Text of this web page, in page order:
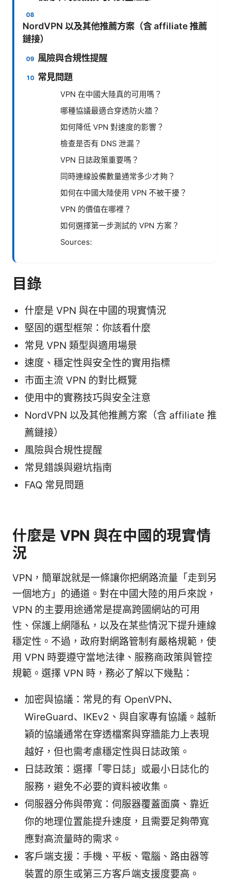
NordVPN 以及其他推薦方案（含 affiliate 推薦
鏈接）
風險與合規性提醒
常見問題
VPN 在中國大陸真的可用嗎？
哪種協議最適合穿透防火牆？
如何降低 VPN 對速度的影響？
檢查是否有 DNS 泄漏？
VPN 日誌政策重要嗎？
同時連線設備數量通常多少才夠？
如何在中國大陸使用 VPN 不被干擾？
VPN 的價值在哪裡？
如何選擇第一步測試的 VPN 方案？
Sources:
目錄
什麼是 VPN 與在中國的現實情況
堅固的選型框架：你該看什麼
常見 VPN 類型與適用場景
速度、穩定性與安全性的實用指標
市面主流 VPN 的對比概覽
使用中的實務技巧與安全注意
NordVPN 以及其他推薦方案（含 affiliate 推
薦鏈接）
風險與合規性提醒
常見錯誤與避坑指南
FAQ 常見問題
什麼是 VPN 與在中國的現實情
況
VPN，簡單說就是一條讓你把網路流量「走到另
一個地方」的通道。對在中國大陸的用戶來說，
VPN 的主要用途通常是提高跨國網站的可用
性、保護上網隱私，以及在某些情況下提升連線
穩定性。不過，政府對網路管制有嚴格規範，使
用 VPN 時要遵守當地法律、服務商政策與管控
規範。選擇 VPN 時，務必了解以下幾點：
加密與協議：常見的有 OpenVPN、
WireGuard、IKEv2、與自家專有協議。越新
穎的協議通常在穿透檔案與穿牆能力上表現
越好，但也需考慮穩定性與日誌政策。
日誌政策：選擇「零日誌」或最小日誌化的
服務，避免不必要的資料被收集。
伺服器分佈與帶寬：伺服器覆蓋面廣、靠近
你的地理位置能提升速度，且需要足夠帶寬
應對高流量時的需求。
客戶端支援：手機、平板、電腦、路由器等
裝置的原生或第三方客戶端支援度要高。